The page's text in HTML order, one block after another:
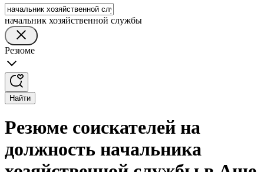
начальник хозяйственной службы
Резюме
Найти
Резюме соискателей на
должность начальника